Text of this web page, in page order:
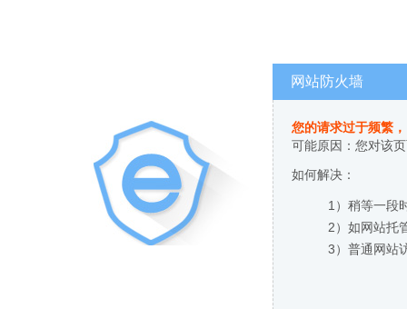
网站防火墙
您的请求过于频繁
可能原因：您对该
如何解决：
1）稍等一段
2）如网站托
3）普通网站